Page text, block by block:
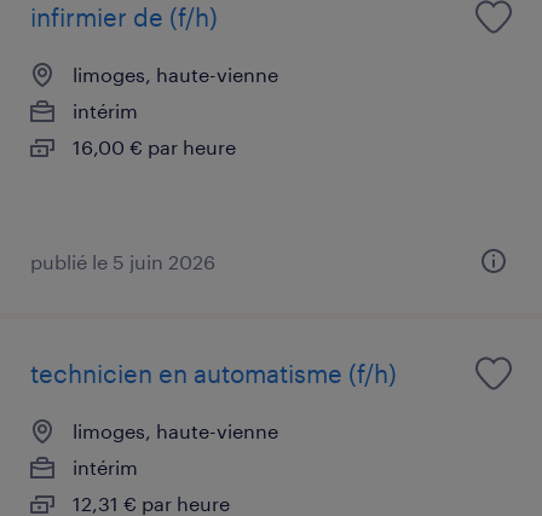
infirmier de (f/h)
limoges, haute-vienne
intérim
16,00 € par heure
publié le 5 juin 2026
technicien en automatisme (f/h)
limoges, haute-vienne
intérim
12,31 € par heure